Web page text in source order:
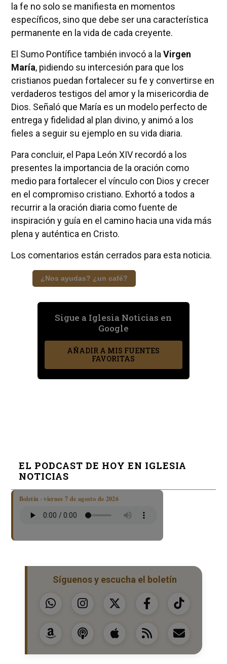
la fe no solo se manifiesta en momentos
específicos, sino que debe ser una característica
permanente en la vida de cada creyente.
El Sumo Pontífice también invocó a la Virgen
María, pidiendo su intercesión para que los
cristianos puedan fortalecer su fe y convertirse en
verdaderos testigos del amor y la misericordia de
Dios. Señaló que María es un modelo perfecto de
entrega y fidelidad al plan divino, y animó a los
fieles a seguir su ejemplo en su vida diaria.
Para concluir, el Papa León XIV recordó a los
presentes la importancia de la oración como
medio para fortalecer el vínculo con Dios y crecer
en el compromiso cristiano. Exhortó a todos a
recurrir a la oración diaria como fuente de
inspiración y guía en el camino hacia una vida más
plena y auténtica en Cristo.
Los comentarios están cerrados para esta noticia.
¿Nos ayudas? ¿un café?
Sigue a Iglesia Noticias en
Google
AÑADIR A MIS FUENTES
FAVORITAS
EL PODCAST DE HOY EN IGLESIA
NOTICIAS
Boletín · viernes 7 de agosto de 2026
Síguenos y escucha el boletín